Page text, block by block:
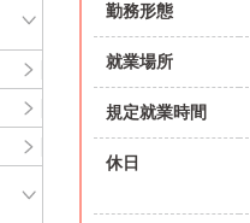
勤務形態
就業場所
規定就業時間
休日